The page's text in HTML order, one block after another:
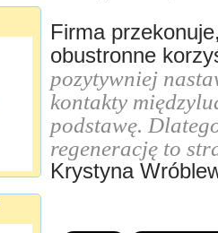
Firma
obustronne
pozytywniej
kontakty
podstawę.
regenerację to
Krystyna